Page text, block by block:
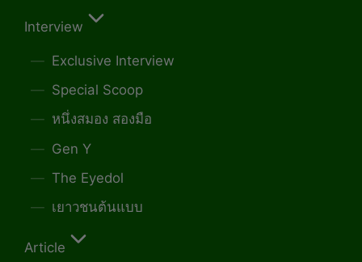
Interview
Exclusive Interview
Special Scoop
หนึ่งสมอง สองมือ
Gen Y
The Eyedol
เยาวชนต้นแบบ
Article